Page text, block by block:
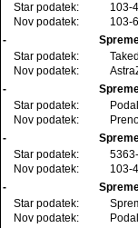
Star podatek:
103-
Nov podatek:
103-
-
Star podatek:
Nov podatek:
-
Star podatek:
Nov podatek:
-
Star podatek:
Nov podatek:
103-
-
Star podatek:
Nov podatek: